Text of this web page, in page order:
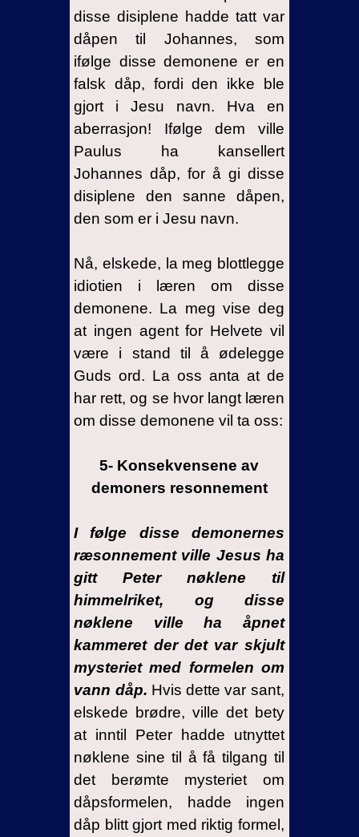
disse disiplene hadde tatt var
dåpen til Johannes, som
ifølge disse demonene er en
falsk dåp, fordi den ikke ble
gjort i Jesu navn. Hva en
aberrasjon! Ifølge dem ville
Paulus ha kansellert
Johannes dåp, for å gi disse
disiplene den sanne dåpen,
den som er i Jesu navn.
Nå, elskede, la meg blottlegge
idiotien i læren om disse
demonene. La meg vise deg
at ingen agent for Helvete vil
være i stand til å ødelegge
Guds ord. La oss anta at de
har rett, og se hvor langt læren
om disse demonene vil ta oss:
5- Konsekvensene av
demoners resonnement
I følge disse demonernes
ræsonnement ville Jesus ha
gitt Peter nøklene til
himmelriket, og disse
nøklene ville ha åpnet
kammeret der det var skjult
mysteriet med formelen om
vann dåp. Hvis dette var sant,
elskede brødre, ville det bety
at inntil Peter hadde utnyttet
nøklene sine til å få tilgang til
det berømte mysteriet om
dåpsformelen, hadde ingen
dåp blitt gjort med riktig formel,